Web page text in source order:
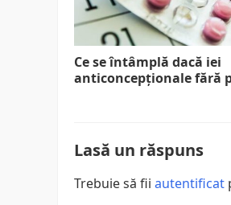
Ce se întâmplă dacă iei
anticoncepționale fără
Lasă un răspuns
Trebuie să fii autentificat